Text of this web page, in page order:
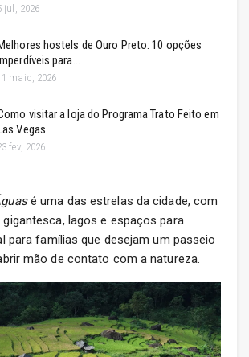
jul, 2026
hostels de Ouro Preto: 10 opções
para…
maio, 2026
visitar a loja do Programa Trato Feito em
Vegas
fev, 2026
é uma das estrelas da cidade, com
gigantesca, lagos e espaços para
para famílias que desejam um passeio
mão de contato com a natureza.